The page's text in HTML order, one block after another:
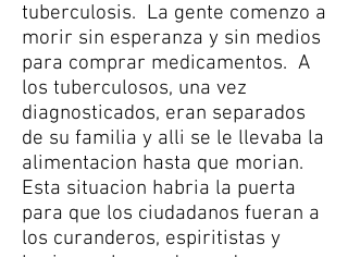
tuberculosis. La gente comenzo a
morir sin esperanza y sin medios
para comprar medicamentos. A
los tuberculosos, una vez
diagnosticados, eran separados
de su familia y alli se le llevaba la
alimentacion hasta que morian.
Esta situacion habria la puerta
para que los ciudadanos fueran a
los curanderos, espiritistas y